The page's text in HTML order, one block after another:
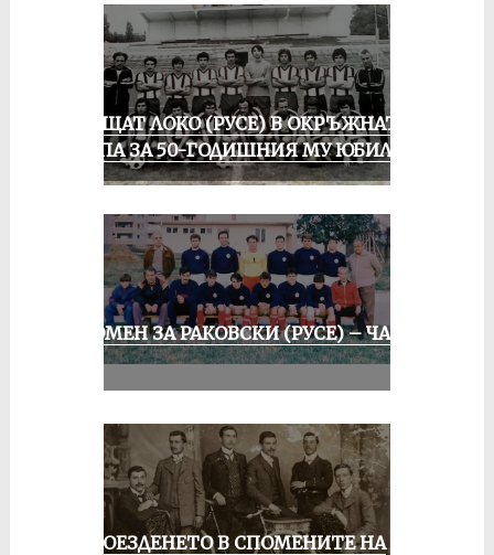
ПРАЩАТ ЛОКО (РУСЕ) В ОКРЪЖНАТА
ГРУПА ЗА 50-ГОДИШНИЯ МУ ЮБИЛЕЙ
СПОМЕН ЗА РАКОВСКИ (РУСЕ) – ЧАСТ
КОЛОЕЗДЕНЕТО В СПОМЕНИТЕ НА